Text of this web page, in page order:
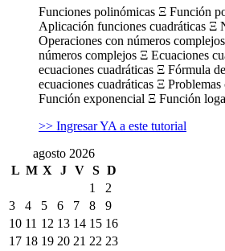
Funciones polinómicas Ξ Función
Aplicación funciones cuadráticas Ξ
Operaciones con números
números complejos Ξ Ecuaciones
ecuaciones cuadráticas Ξ Fórmula
ecuaciones cuadráticas Ξ
Función exponencial Ξ Función
>> Ingresar YA a este tutorial
agosto 2026
L M X J V S D
1
2
3
4 5 6 7 8
9
10 11 12 13 14 15 16
17 18 19 20 21 22 23